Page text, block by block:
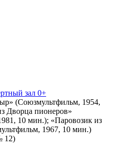
зал 0+
(Союзмультфильм, 1954,
Дворца пионеров»
10 мин.); «Паровозик из
1967, 10 мин.)
12)